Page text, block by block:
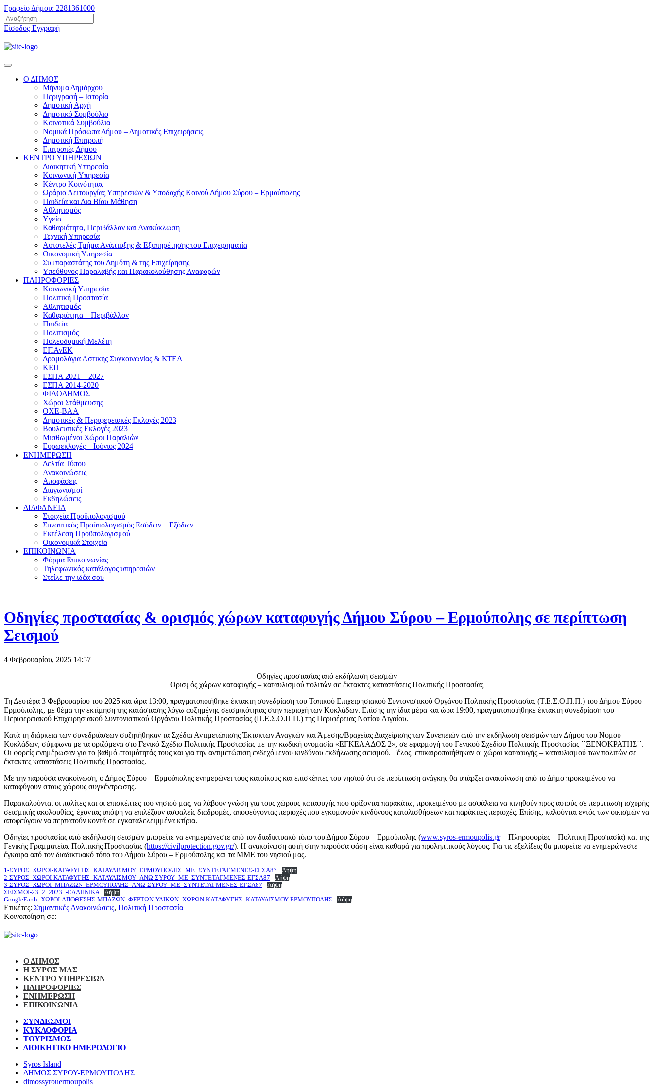
Γραφείο Δήμου: 2281361000
Είσοδος Εγγραφή
Ο ΔΗΜΟΣ
Μήνυμα Δημάρχου
Περιγραφή – Ιστορία
Δημοτική Αρχή
Δημοτικό Συμβούλιο
Κοινοτικά Συμβούλια
Νομικά Πρόσωπα Δήμου – Δημοτικές Επιχειρήσεις
Δημοτική Επιτροπή
Επιτροπές Δήμου
ΚΕΝΤΡΟ ΥΠΗΡΕΣΙΩΝ
Διοικητική Υπηρεσία
Κοινωνική Yπηρεσία
Κέντρο Κοινότητας
Ωράριο Λειτουργίας Υπηρεσιών & Υποδοχής Κοινού Δήμου Σύρου – Ερμούπολης
Παιδεία και Δια Βίου Μάθηση
Αθλητισμός
Yγεία
Καθαριότητα, Περιβάλλον και Ανακύκλωση
Τεχνική Υπηρεσία
Αυτοτελές Τμήμα Ανάπτυξης & Εξυπηρέτησης του Επιχειρηματία
Οικονομική Υπηρεσία
Συμπαραστάτης του Δημότη & της Επιχείρησης
Υπεύθυνος Παραλαβής και Παρακολούθησης Αναφορών
ΠΛΗΡΟΦΟΡΙΕΣ
Κοινωνική Υπηρεσία
Πολιτική Προστασία
Αθλητισμός
Καθαριότητα – Περιβάλλον
Παιδεία
Πολιτισμός
Πολεοδομική Μελέτη
ΕΠΑνΕΚ
Δρομολόγια Αστικής Συγκοινωνίας & ΚΤΕΛ
ΚΕΠ
ΕΣΠΑ 2021 – 2027
ΕΣΠΑ 2014-2020
ΦΙΛΟΔΗΜΟΣ
Χώροι Στάθμευσης
ΟΧΕ-ΒΑΑ
Δημοτικές & Περιφερειακές Εκλογές 2023
Βουλευτικές Εκλογές 2023
Μισθωμένοι Χώροι Παραλιών
Ευρωεκλογές – Ιούνιος 2024
ΕΝΗΜΕΡΩΣΗ
Δελτία Τύπου
Ανακοινώσεις
Αποφάσεις
Διαγωνισμοί
Εκδηλώσεις
ΔΙΑΦΑΝΕΙΑ
Στοιχεία Προϋπολογισμού
Συνοπτικός Προϋπολογισμός Εσόδων – Εξόδων
Εκτέλεση Προϋπολογισμού
Οικονομικά Στοιχεία
ΕΠΙΚΟΙΝΩΝΙΑ
Φόρμα Επικοινωνίας
Τηλεφωνικός κατάλογος υπηρεσιών
Στείλε την ιδέα σου
Οδηγίες προστασίας & ορισμός χώρων καταφυγής Δήμου Σύρου – Ερμούπολης σε περίπτωση
Σεισμού
4 Φεβρουαρίου, 2025 14:57
Οδηγίες προστασίας από εκδήλωση σεισμών
Ορισμός χώρων καταφυγής – καταυλισμού πολιτών σε έκτακτες καταστάσεις Πολιτικής Προστασίας
Τη Δευτέρα 3 Φεβρουαρίου του 2025 και ώρα 13:00, πραγματοποιήθηκε έκτακτη συνεδρίαση του Τοπικού Επιχειρησιακού Συντονιστικού Οργάνου Πολιτικής Προστασίας (Τ.Ε.Σ.Ο.Π.Π.) του Δήμου Σύρου –
Ερμούπολης, µε θέμα την εκτίμηση της κατάστασης λόγω αυξημένης σεισμικότητας στην περιοχή των Κυκλάδων. Επίσης την ίδια μέρα και ώρα 19:00, πραγματοποιήθηκε έκτακτη συνεδρίαση του
Περιφερειακού Επιχειρησιακού Συντονιστικού Οργάνου Πολιτικής Προστασίας (Π.Ε.Σ.Ο.Π.Π.) της Περιφέρειας Νοτίου Αιγαίου.
Κατά τη διάρκεια των συνεδριάσεων συζητήθηκαν τα Σχέδια Αντιμετώπισης Έκτακτων Αναγκών και Άμεσης/Βραχείας Διαχείρισης των Συνεπειών από την εκδήλωση σεισμών των Δήμου του Νομού
Κυκλάδων, σύμφωνα με τα οριζόμενα στο Γενικό Σχέδιο Πολιτικής Προστασίας με την κωδική ονομασία «ΕΓΚΕΛΑΔΟΣ 2», σε εφαρμογή του Γενικού Σχεδίου Πολιτικής Προστασίας ΄΄ΞΕΝΟΚΡΑΤΗΣ΄΄.
Οι φορείς ενημέρωσαν για το βαθμό ετοιμότητάς τους και για την αντιμετώπιση ενδεχόμενου κινδύνου εκδήλωσης σεισμού. Τέλος, επικαιροποιήθηκαν οι χώροι καταφυγής – καταυλισμού των πολιτών σε
έκτακτες καταστάσεις Πολιτικής Προστασίας.
Με την παρούσα ανακοίνωση, ο Δήμος Σύρου – Ερμούπολης ενημερώνει τους κατοίκους και επισκέπτες του νησιού ότι σε περίπτωση ανάγκης θα υπάρξει ανακοίνωση από το Δήμο προκειμένου να
καταφύγουν στους χώρους συγκέντρωσης.
Παρακαλούνται οι πολίτες και οι επισκέπτες του νησιού μας, να λάβουν γνώση για τους χώρους καταφυγής που ορίζονται παρακάτω, προκειμένου με ασφάλεια να κινηθούν προς αυτούς σε περίπτωση ισχυρής
σεισμικής ακολουθίας, έχοντας υπόψη να επιλέξουν ασφαλείς διαδρομές, αποφεύγοντας περιοχές που εγκυμονούν κινδύνους κατολισθήσεων και παράκτιες περιοχές. Επίσης, καλούνται εντός των οικισμών να
αποφεύγουν να περπατούν κοντά σε εγκαταλελειμμένα κτίρια.
Οδηγίες προστασίας από εκδήλωση σεισμών μπορείτε να ενημερώνεστε από τον διαδικτυακό τόπο του Δήμου Σύρου – Ερμούπολης (www.syros-ermoupolis.gr– Πληροφορίες – Πολιτική Προστασία) και της
Γενικής Γραμματείας Πολιτικής Προστασίας (https://civilprotection.gov.gr/). Η ανακοίνωση αυτή στην παρούσα φάση είναι καθαρά για προληπτικούς λόγους. Για τις εξελίξεις θα μπορείτε να ενημερώνεστε
έγκαιρα από τον διαδικτυακό τόπο του Δήμου Σύρου – Ερμούπολης και τα ΜΜΕ του νησιού μας.
1-ΣΥΡΟΣ_ΧΩΡΟΙ-ΚΑΤΑΦΥΓΗΣ_ΚΑΤΑΥΛΙΣΜΟΥ_ΕΡΜΟΥΠΟΛΗΣ_ΜΕ_ΣΥΝΤΕΤΑΓΜΕΝΕΣ-ΕΓΣΑ87
Λήψη
2-ΣΥΡΟΣ_ΧΩΡΟΙ-ΚΑΤΑΦΥΓΗΣ_ΚΑΤΑΥΛΙΣΜΟΥ_ΑΝΩ-ΣΥΡΟΥ_ΜΕ_ΣΥΝΤΕΤΑΓΜΕΝΕΣ-ΕΓΣΑ87
Λήψη
3-ΣΥΡΟΣ_ΧΩΡΟΙ_ΜΠΑΖΩΝ_ΕΡΜΟΥΠΟΛΗΣ_ΑΝΩ-ΣΥΡΟΥ_ΜΕ_ΣΥΝΤΕΤΑΓΜΕΝΕΣ-ΕΓΣΑ87
Λήψη
ΣΕΙΣΜΟΙ-23_2_2023_-ΕΛΛΗΝΙΚΑ
Λήψη
GoogleEarth_ΧΩΡΟΙ-ΑΠΟΘΕΣΗΣ-ΜΠΑΖΩΝ_ΦΕΡΤΩΝ-ΥΛΙΚΩΝ_ΧΩΡΩΝ-ΚΑΤΑΦΥΓΗΣ_ΚΑΤΑΥΛΙΣΜΟΥ-ΕΡΜΟΥΠΟΛΗΣ
Λήψη
Ετικέτες: Σημαντικές Ανακοινώσεις, Πολιτική Προστασία
Κοινοποίηση σε:
Ο ΔΗΜΟΣ
Η ΣΥΡΟΣ ΜΑΣ
ΚΕΝΤΡΟ ΥΠΗΡΕΣΙΩΝ
ΠΛΗΡΟΦΟΡΙΕΣ
ΕΝΗΜΕΡΩΣΗ
ΕΠΙΚΟΙΝΩΝΙΑ
ΣΥΝΔΕΣΜΟΙ
ΚΥΚΛΟΦΟΡΙΑ
ΤΟΥΡΙΣΜΟΣ
ΔΙΟΙΚΗΤΙΚΟ ΗΜΕΡΟΛΟΓΙΟ
Syros Island
ΔΗΜΟΣ ΣΥΡΟΥ-ΕΡΜΟΥΠΟΛΗΣ
dimossyrouermoupolis